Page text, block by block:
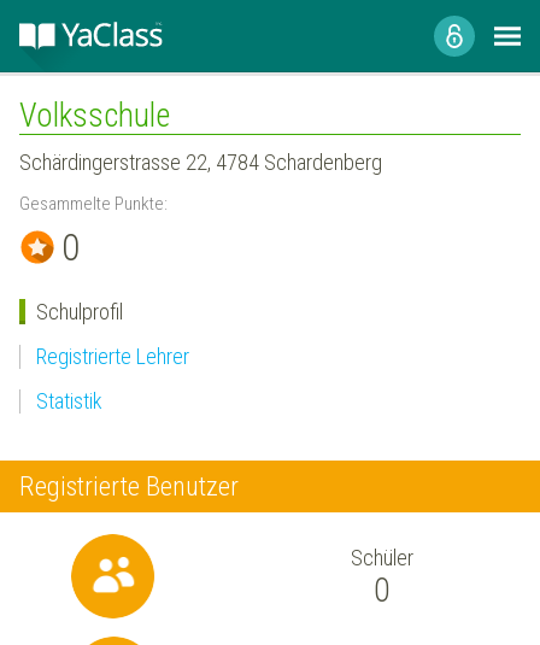
Volksschule
Schärdingerstrasse 22, 4784 Schardenberg
Gesammelte Punkte:
0
Schulprofil
Registrierte Lehrer
Statistik
Registrierte Benutzer
Schüler
0